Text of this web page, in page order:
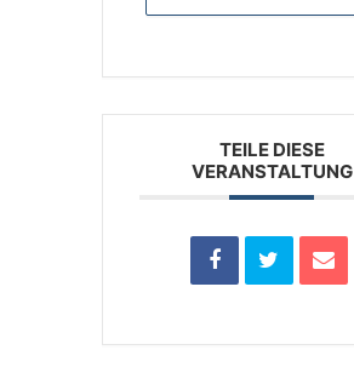
TEILE DIESE
VERANSTALTUNG